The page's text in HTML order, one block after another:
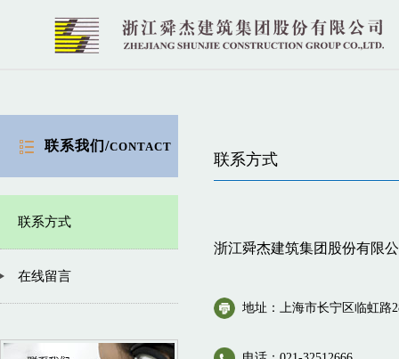
联系我们/CONTACT
联系方式
在线留言
联系方式
浙江舜杰建筑集团股份有限
地址：上海市长宁区临虹路